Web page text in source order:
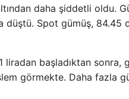
daha şiddetli oldu.
düştü. Spot gümüş,
liradan başladıktan
görmekte. Daha fazla